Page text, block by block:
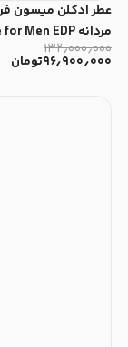
عطر ادکلن میسون
مردانه Maison Francis Kurkdjian Amyris Homme for Men EDP
۱۳۲٫۰۰۰٫۰۰۰
۹۶٫۹۰۰٫۰۰۰تومان